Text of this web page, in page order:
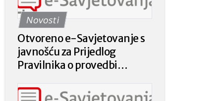
Novosti
Otvoreno e-Savjetovanje s
javnošću za Prijedlog
Pravilnika o provedbi
plaćanja poljoprivrednicima